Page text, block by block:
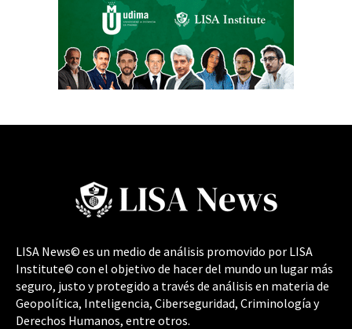
LISA News© es un medio de análisis promovido por LISA
Institute© con el objetivo de hacer del mundo un lugar más
seguro, justo y protegido a través de análisis en materia de
Geopolítica, Inteligencia, Ciberseguridad, Criminología y
Derechos Humanos, entre otros.